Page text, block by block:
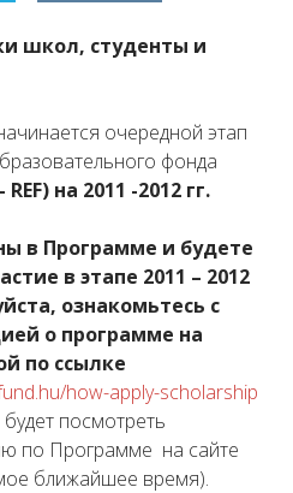
школ, студенты и
очередной этап
фонда
на 2011 -2012 гг.
в Программе и будете
в этапе 2011 – 2012
ознакомьтесь с
о программе на
по ссылке
how-apply-scholarship
посмотреть
по Программе на сайте
ближайшее время).